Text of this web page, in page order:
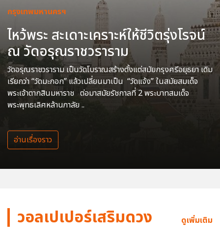
กรุงเทพมหานครฯ
ไหว้พระ สะเดาะเคราะห์ให้ชีวิตรุ่งโรจน์
ณ วัดอรุณราชวราราม
วัดอรุณราชวราราม เป็นวัดโบราณสร้างตั้งแต่สมัยกรุงศรีอยุธยา เดิม
เรียกว่า “วัดมะกอก” แล้วเปลี่ยนมาเป็น “วัดแจ้ง” ในสมัยสมเด็จ
พระเจ้าตากสินมหาราช ต่อมาสมัยรัชกาลที่ 2 พระบาทสมเด็จ
พระพุทธเลิศหล้านภาลัย ..
อ่านเรื่องราว
วอลเปเปอร์เสริมดวง ดูเพิ่มเติม